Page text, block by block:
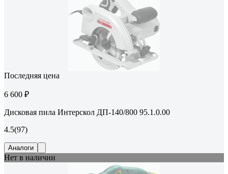
Последняя цена
6 600 ₽
Дисковая пила Интерскол ДП-140/800 95.1.0.00
4.5(97)
Аналоги
Нет в наличии